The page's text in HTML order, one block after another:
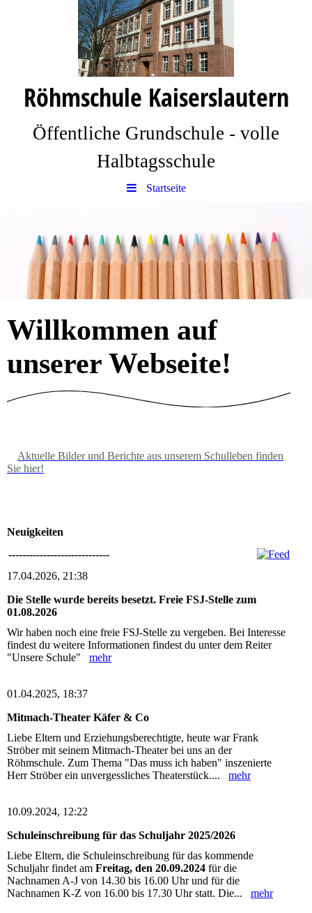
Röhmschule Kaiserslautern
Öffentliche Grundschule - volle
Halbtagsschule
Startseite
Willkommen auf
unserer Webseite!
Aktuelle Bilder und Berichte aus unserem Schulleben finden
Sie hier!
Neuigkeiten
-----------------------------
17.04.2026, 21:38
Die Stelle wurde bereits besetzt. Freie FSJ-Stelle zum
01.08.2026
Wir haben noch eine freie FSJ-Stelle zu vergeben. Bei Interesse
findest du weitere Informationen findest du unter dem Reiter
"Unsere Schule" mehr
01.04.2025, 18:37
Mitmach-Theater Käfer & Co
Liebe Eltern und Erziehungsberechtigte, heute war Frank
Ströber mit seinem Mitmach-Theater bei uns an der
Röhmschule. Zum Thema "Das muss ich haben" inszenierte
Herr Ströber ein unvergessliches Theaterstück.... mehr
10.09.2024, 12:22
Schuleinschreibung für das Schuljahr 2025/2026
Liebe Eltern, die Schuleinschreibung für das kommende
Schuljahr findet am Freitag, den 20.09.2024 für die
Nachnamen A-J von 14.30 bis 16.00 Uhr und für die
Nachnamen K-Z von 16.00 bis 17.30 Uhr statt. Die... mehr